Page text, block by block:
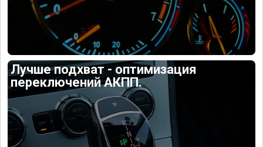
Лучше подхват - оптимизация
переключений АКПП.